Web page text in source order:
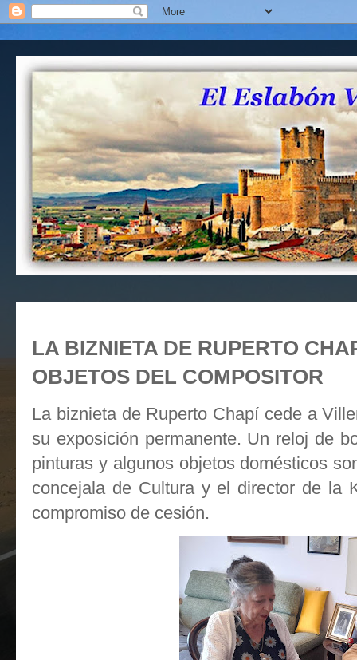
LA BIZNIETA DE RUPERTO
OBJETOS DEL COMPOSITOR
La biznieta de Ruperto Chapí cede a
su exposición permanente. Un reloj de
pinturas y algunos objetos domésticos
concejala de Cultura y el director de la
compromiso de cesión.